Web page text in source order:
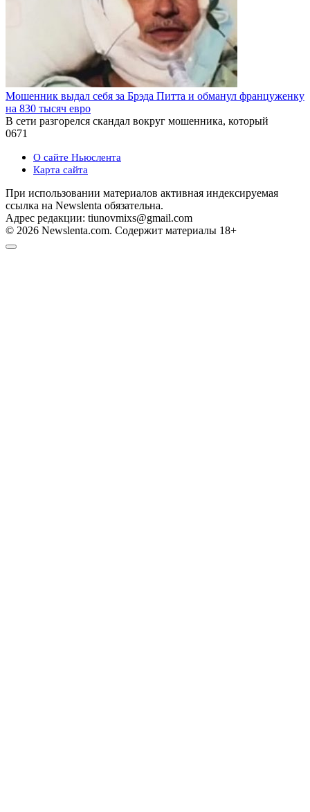
Мошенник выдал себя за Брэда Питта и обманул француженку
на 830 тысяч евро
В сети разгорелся скандал вокруг мошенника, который
0671
О сайте Ньюслента
Карта сайта
При использовании материалов активная индексируемая
ссылка на Newslenta обязательна.
Адрес редакции: tiunovmixs@gmail.com
© 2026 Newslenta.com. Содержит материалы 18+